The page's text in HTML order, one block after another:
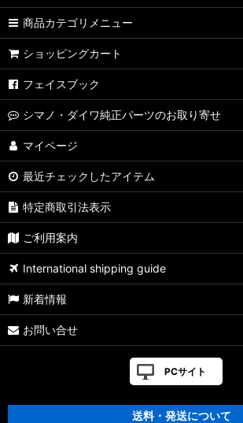
【シマノ】10ステラ［STELLA］対応 カスタ
【シマノ】07ステラ［STELLA］対応 カスタ
【シマノ】19-22ステラSW［STELLA SW］対
ツ
【シマノ】08ステラSW［STELLA SW］対応
【シマノ】01ステラSW［STELLA SW］対応
ーツ
17ヴァンキッシュFW用
FW［VANQUISH］対応 カスタムパーツ
【シマノ】12-13ヴァンキッシュ&リミテッド
対応 カスタムパーツ
商品カテゴリメニュー
ショッピングカート
フェイスブック
シマノ・ダイワ純正パーツのお取り寄せ
マイページ
最近チェックしたアイテム
特定商取引法表示
ご利用案内
International shipping guide
新着情報
お問い合せ
PCサイト
送料・発送について